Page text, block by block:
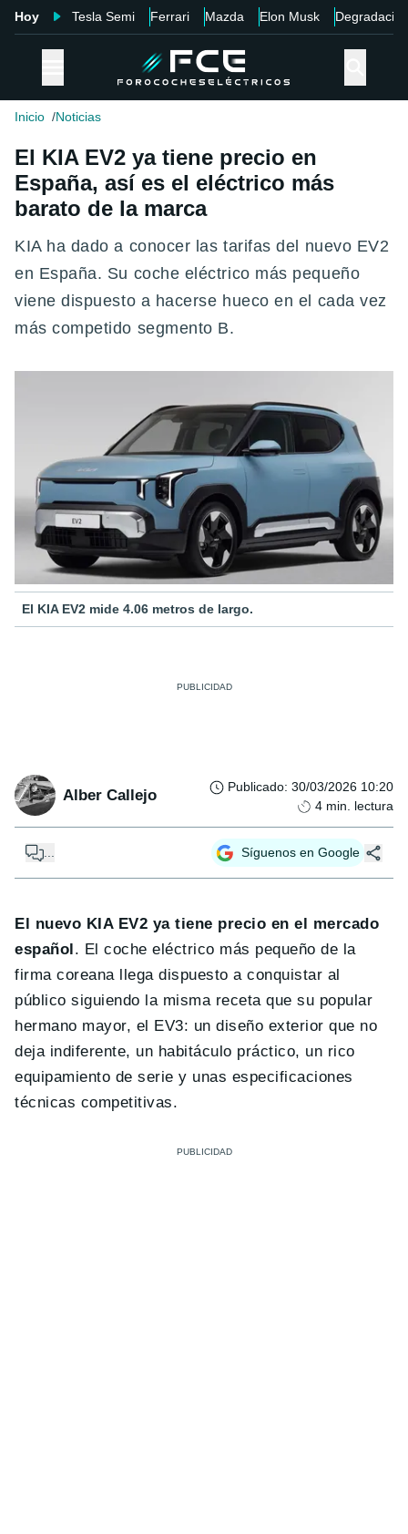
Hoy Tesla Semi Ferrari Mazda Elon Musk Degradación
Inicio Noticias
El KIA EV2 ya tiene precio en
España, así es el eléctrico más
barato de la marca
KIA ha dado a conocer las tarifas del nuevo EV2
en España. Su coche eléctrico más pequeño
viene dispuesto a hacerse hueco en el cada vez
más competido segmento B.
El KIA EV2 mide 4.06 metros de largo.
Alber Callejo Publicado: 30/03/2026 10:20
4 min. lectura
... Síguenos en Google
El nuevo KIA EV2 ya tiene precio en el mercado
español . El coche eléctrico más pequeño de la
firma coreana llega dispuesto a conquistar al
público siguiendo la misma receta que su popular
hermano mayor, el EV3: un diseño exterior que no
deja indiferente, un habitáculo práctico, un rico
equipamiento de serie y unas especificaciones
técnicas competitivas.